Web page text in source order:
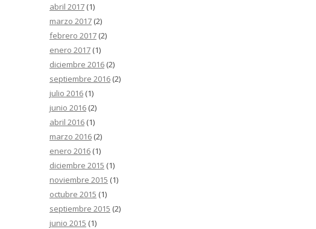
abril 2017 (1)
marzo 2017 (2)
febrero 2017 (2)
enero 2017 (1)
diciembre 2016 (2)
septiembre 2016 (2)
julio 2016 (1)
junio 2016 (2)
abril 2016 (1)
marzo 2016 (2)
enero 2016 (1)
diciembre 2015 (1)
noviembre 2015 (1)
octubre 2015 (1)
septiembre 2015 (2)
junio 2015 (1)